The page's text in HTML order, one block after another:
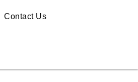
Contact Us